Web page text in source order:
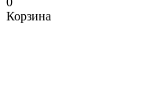
Корзина